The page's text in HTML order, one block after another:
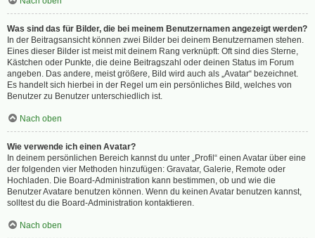
Was sind das für Bilder, die bei meinem Benutzernamen angezeigt werden?
In der Beitragsansicht können zwei Bilder bei deinem Benutzernamen stehen.
Eines dieser Bilder ist meist mit deinem Rang verknüpft: Oft sind dies Sterne,
Kästchen oder Punkte, die deine Beitragszahl oder deinen Status im Forum
angeben. Das andere, meist größere, Bild wird auch als „Avatar“ bezeichnet.
Es handelt sich hierbei in der Regel um ein persönliches Bild, welches von
Benutzer zu Benutzer unterschiedlich ist.
Nach oben
Wie verwende ich einen Avatar?
In deinem persönlichen Bereich kannst du unter „Profil“ einen Avatar über eine
der folgenden vier Methoden hinzufügen: Gravatar, Galerie, Remote oder
Hochladen. Die Board-Administration kann bestimmen, ob und wie die
Benutzer Avatare benutzen können. Wenn du keinen Avatar benutzen kannst,
solltest du die Board-Administration kontaktieren.
Nach oben